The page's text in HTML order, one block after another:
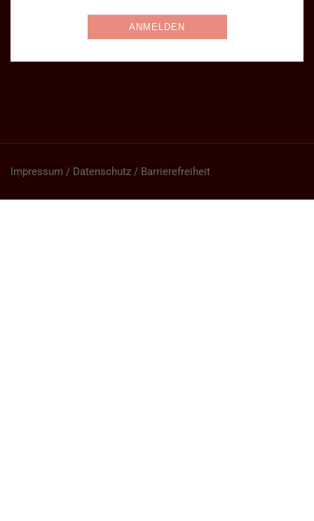
Impressum / Datenschutz / Barrierefreiheit